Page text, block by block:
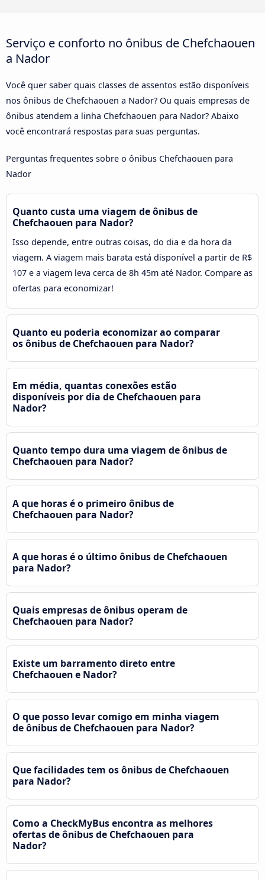
Serviço e conforto no ônibus de Chefchaouen
a Nador
Você quer saber quais classes de assentos estão disponíveis
nos ônibus de Chefchaouen a Nador? Ou quais empresas de
ônibus atendem a linha Chefchaouen para Nador? Abaixo
você encontrará respostas para suas perguntas.
Perguntas frequentes sobre o ônibus Chefchaouen para
Nador
Quanto custa uma viagem de ônibus de
Chefchaouen para Nador?
Isso depende, entre outras coisas, do dia e da hora da
viagem. A viagem mais barata está disponível a partir de R$
107 e a viagem leva cerca de 8h 45m até Nador. Compare as
ofertas para economizar!
Quanto eu poderia economizar ao comparar
os ônibus de Chefchaouen para Nador?
Em média, quantas conexões estão
disponíveis por dia de Chefchaouen para
Nador?
Quanto tempo dura uma viagem de ônibus de
Chefchaouen para Nador?
A que horas é o primeiro ônibus de
Chefchaouen para Nador?
A que horas é o último ônibus de Chefchaouen
para Nador?
Quais empresas de ônibus operam de
Chefchaouen para Nador?
Existe um barramento direto entre
Chefchaouen e Nador?
O que posso levar comigo em minha viagem
de ônibus de Chefchaouen para Nador?
Que facilidades tem os ônibus de Chefchaouen
para Nador?
Como a CheckMyBus encontra as melhores
ofertas de ônibus de Chefchaouen para
Nador?